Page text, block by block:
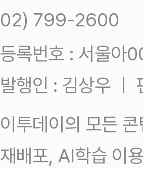
02) 799-2600
등록번호 : 서울
발행인 : 김상우 ㅣ
이투데이의 모든
재배포, AI학습 이